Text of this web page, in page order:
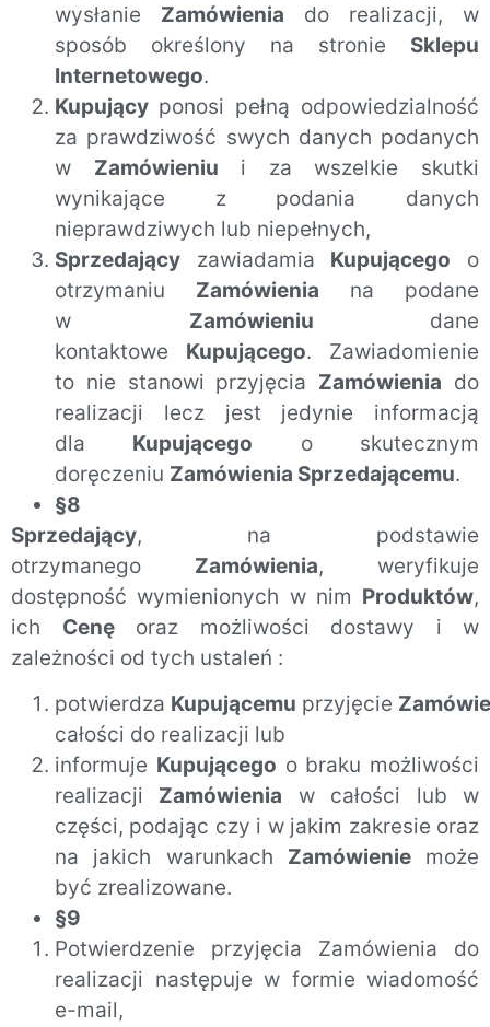
wysłanie Zamówienia do realizacji, w
sposób określony na stronie Sklepu
Internetowego.
Kupujący ponosi pełną odpowiedzialność
za prawdziwość swych danych podanych
w Zamówieniu i za wszelkie skutki
wynikające z podania danych
nieprawdziwych lub niepełnych,
Sprzedający zawiadamia Kupującego o
otrzymaniu Zamówienia na podane
w Zamówieniu dane
kontaktowe Kupującego. Zawiadomienie
to nie stanowi przyjęcia Zamówienia do
realizacji lecz jest jedynie informacją
dla Kupującego o skutecznym
doręczeniu Zamówienia Sprzedającemu.
§8
Sprzedający, na podstawie
otrzymanego Zamówienia, weryfikuje
dostępność wymienionych w nim Produktów,
ich Cenęoraz możliwości dostawy i w
zależności od tych ustaleń :
potwierdza Kupującemu przyjęcie
całości do realizacji lub
informuje Kupującego o braku możliwości
realizacji Zamówienia w całości lub w
części, podając czy i w jakim zakresie oraz
na jakich warunkach Zamówieniemoże
być zrealizowane.
§9
Potwierdzenie przyjęcia Zamówienia do
realizacji następuje w formie wiadomość
e-mail,